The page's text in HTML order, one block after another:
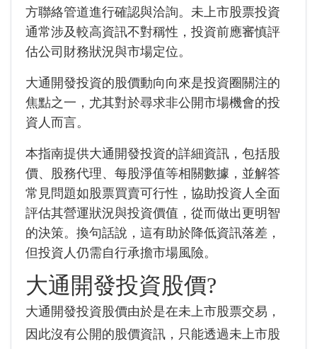
方聯絡管道進行確認與洽詢。未上市股票投資
通常涉及較高資訊不對稱性，投資前應審慎評
估公司財務狀況與市場定位。
大通開發投資的股價動向向來是投資圈關注的
焦點之一，尤其對於尋求非公開市場機會的投
資人而言。
本指南提供大通開發投資的詳細資訊，包括股
價、股務代理、每股淨值等相關數據，並解答
常見問題如股票買賣可行性，協助投資人全面
評估其營運狀況與投資價值，從而做出更明智
的決策。換句話說，這有助於降低資訊落差，
但投資人仍需自行承擔市場風險。
大通開發投資股價?
大通開發投資股價由於是在未上市股票交易，
因此沒有公開的股價資訊，只能透過未上市股